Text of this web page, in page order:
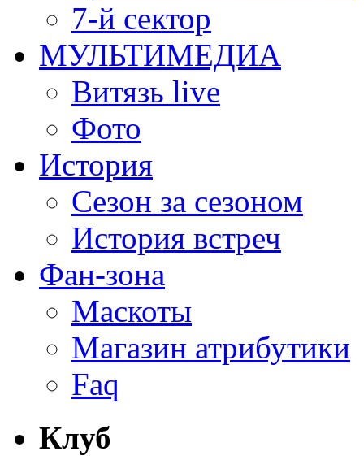
7-й сектор
МУЛЬТИМЕДИА
Витязь live
Фото
История
Сезон за сезоном
История встреч
Фан-зона
Маскоты
Магазин атрибутики
Faq
Клуб